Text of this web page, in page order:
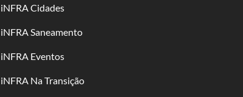
iNFRA Cidades
iNFRA Saneamento
iNFRA Eventos
iNFRA Na Transição